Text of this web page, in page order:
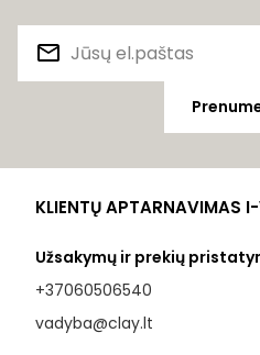
KLIENTŲ APTARNAVIMAS
Užsakymų ir prekių
+37060506540
vadyba@clay.lt